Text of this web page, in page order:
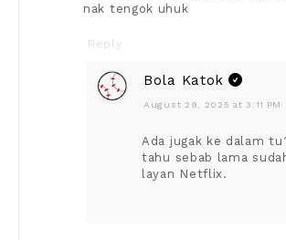
nak tengok uhuk
Reply
Bola Katok
August 29, 2025 at 3:11 PM
Ada jugak ke dalam
tahu sebab lama
layan Netflix.